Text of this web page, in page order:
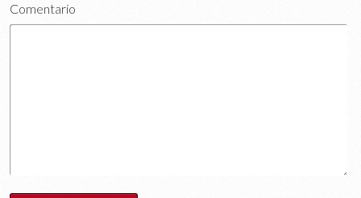
Comentario